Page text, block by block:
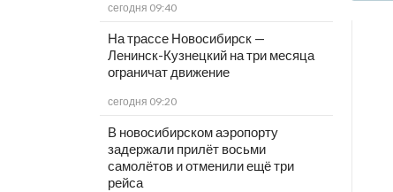
сегодня 09:40
На трассе Новосибирск —
Ленинск-Кузнецкий на три месяца
ограничат движение
сегодня 09:20
В новосибирском аэропорту
задержали прилёт восьми
самолётов и отменили ещё три
рейса